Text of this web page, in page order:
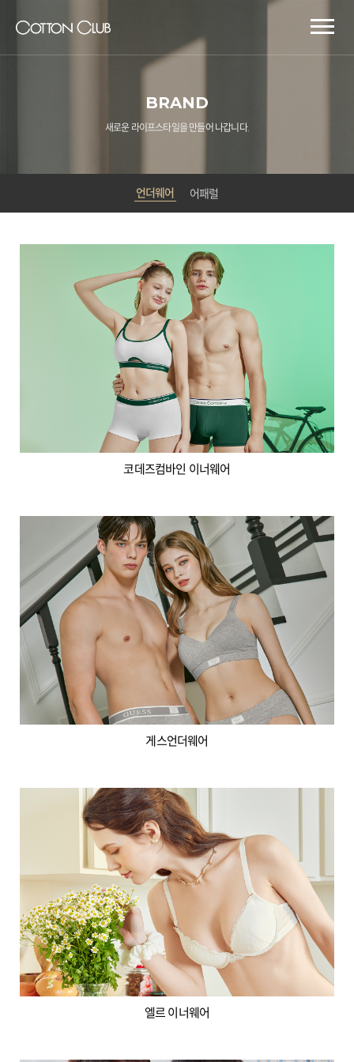
BRAND
새로운 라이프스타일을 만들어 나갑니다.
언더웨어 어패럴
코데즈컴바인 이너웨어
게스언더웨어
엘르 이너웨어